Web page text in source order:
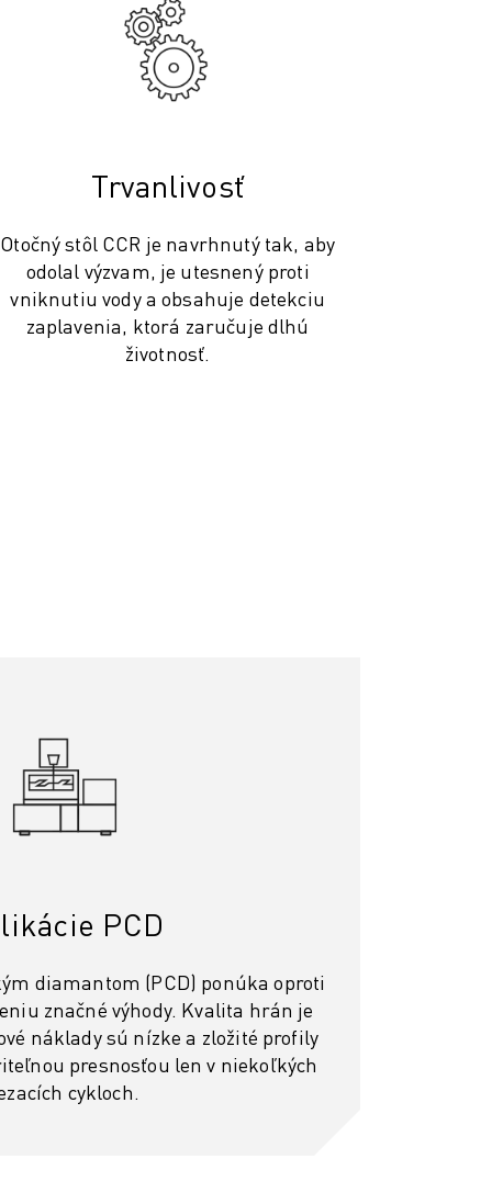
Trvanlivosť
Otočný stôl CCR je navrhnutý tak, aby
odolal výzvam, je utesnený proti
vniknutiu vody a obsahuje detekciu
zaplavenia, ktorá zaručuje dlhú
životnosť.
PCD
diamantom (PCD) ponúka oproti
značné výhody. Kvalita hrán je
náklady sú nízke a zložité profily
presnosťou len v niekoľkých
cykloch.